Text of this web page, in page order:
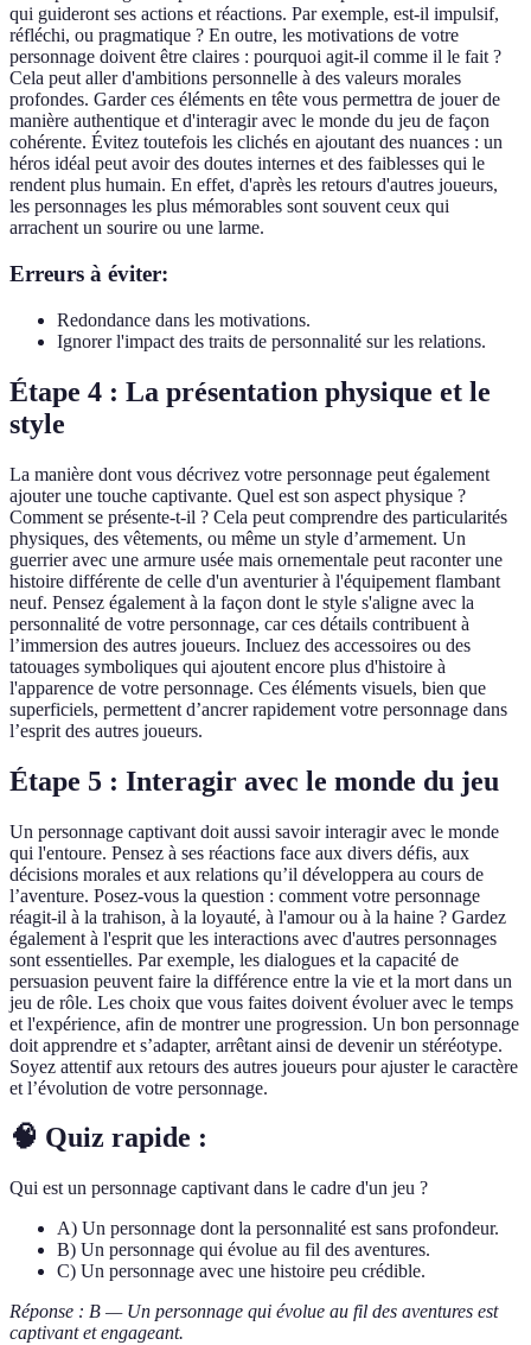
qui guideront ses actions et réactions. Par exemple, est-il impulsif,
réfléchi, ou pragmatique ? En outre, les motivations de votre
personnage doivent être claires : pourquoi agit-il comme il le fait ?
Cela peut aller d'ambitions personnelle à des valeurs morales
profondes. Garder ces éléments en tête vous permettra de jouer de
manière authentique et d'interagir avec le monde du jeu de façon
cohérente. Évitez toutefois les clichés en ajoutant des nuances : un
héros idéal peut avoir des doutes internes et des faiblesses qui le
rendent plus humain. En effet, d'après les retours d'autres joueurs,
les personnages les plus mémorables sont souvent ceux qui
arrachent un sourire ou une larme.
Erreurs à éviter:
Redondance dans les motivations.
Ignorer l'impact des traits de personnalité sur les relations.
Étape 4 : La présentation physique et le
style
La manière dont vous décrivez votre personnage peut également
ajouter une touche captivante. Quel est son aspect physique ?
Comment se présente-t-il ? Cela peut comprendre des particularités
physiques, des vêtements, ou même un style d’armement. Un
guerrier avec une armure usée mais ornementale peut raconter une
histoire différente de celle d'un aventurier à l'équipement flambant
neuf. Pensez également à la façon dont le style s'aligne avec la
personnalité de votre personnage, car ces détails contribuent à
l’immersion des autres joueurs. Incluez des accessoires ou des
tatouages symboliques qui ajoutent encore plus d'histoire à
l'apparence de votre personnage. Ces éléments visuels, bien que
superficiels, permettent d’ancrer rapidement votre personnage dans
l’esprit des autres joueurs.
Étape 5 : Interagir avec le monde du jeu
Un personnage captivant doit aussi savoir interagir avec le monde
qui l'entoure. Pensez à ses réactions face aux divers défis, aux
décisions morales et aux relations qu’il développera au cours de
l’aventure. Posez-vous la question : comment votre personnage
réagit-il à la trahison, à la loyauté, à l'amour ou à la haine ? Gardez
également à l'esprit que les interactions avec d'autres personnages
sont essentielles. Par exemple, les dialogues et la capacité de
persuasion peuvent faire la différence entre la vie et la mort dans un
jeu de rôle. Les choix que vous faites doivent évoluer avec le temps
et l'expérience, afin de montrer une progression. Un bon personnage
doit apprendre et s’adapter, arrêtant ainsi de devenir un stéréotype.
Soyez attentif aux retours des autres joueurs pour ajuster le caractère
et l’évolution de votre personnage.
🧠 Quiz rapide :
Qui est un personnage captivant dans le cadre d'un jeu ?
A) Un personnage dont la personnalité est sans profondeur.
B) Un personnage qui évolue au fil des aventures.
C) Un personnage avec une histoire peu crédible.
Réponse : B — Un personnage qui évolue au fil des aventures est
captivant et engageant.